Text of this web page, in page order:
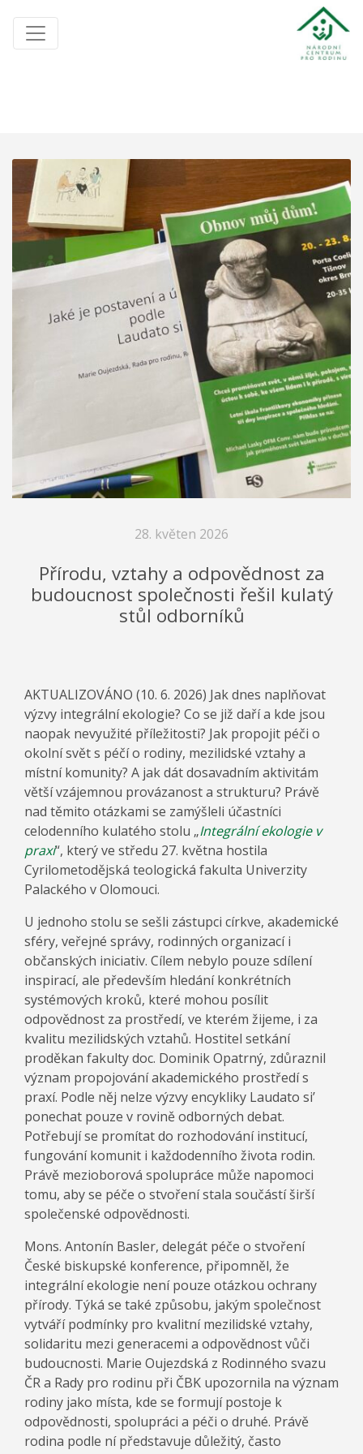
28. květen 2026
Přírodu, vztahy a odpovědnost za
budoucnost společnosti řešil kulatý
stůl odborníků
AKTUALIZOVÁNO (10. 6. 2026) Jak dnes naplňovat
výzvy integrální ekologie? Co se již daří a kde jsou
naopak nevyužité příležitosti? Jak propojit péči o
okolní svět s péčí o rodiny, mezilidské vztahy a
místní komunity? A jak dát dosavadním aktivitám
větší vzájemnou provázanost a strukturu? Právě
nad těmito otázkami se zamýšleli účastníci
celodenního kulatého stolu „Integrální ekologie v
praxi“, který ve středu 27. května hostila
Cyrilometodějská teologická fakulta Univerzity
Palackého v Olomouci.
U jednoho stolu se sešli zástupci církve, akademické
sféry, veřejné správy, rodinných organizací i
občanských iniciativ. Cílem nebylo pouze sdílení
inspirací, ale především hledání konkrétních
systémových kroků, které mohou posílit
odpovědnost za prostředí, ve kterém žijeme, i za
kvalitu mezilidských vztahů. Hostitel setkání
proděkan fakulty doc. Dominik Opatrný, zdůraznil
význam propojování akademického prostředí s
praxí. Podle něj nelze výzvy encykliky Laudato si’
ponechat pouze v rovině odborných debat.
Potřebují se promítat do rozhodování institucí,
fungování komunit i každodenního života rodin.
Právě mezioborová spolupráce může napomoci
tomu, aby se péče o stvoření stala součástí širší
společenské odpovědnosti.
Mons. Antonín Basler, delegát péče o stvoření
České biskupské konference, připomněl, že
integrální ekologie není pouze otázkou ochrany
přírody. Týká se také způsobu, jakým společnost
vytváří podmínky pro kvalitní mezilidské vztahy,
solidaritu mezi generacemi a odpovědnost vůči
budoucnosti. Marie Oujezdská z Rodinného svazu
ČR a Rady pro rodinu při ČBK upozornila na význam
rodiny jako místa, kde se formují postoje k
odpovědnosti, spolupráci a péči o druhé. Právě
rodina podle ní představuje důležitý, často